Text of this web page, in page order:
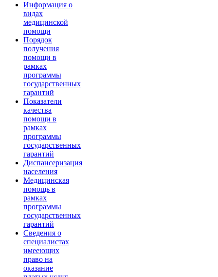
Информация о
видах
медицинской
помощи
Порядок
получения
помощи в
рамках
программы
государственных
гарантий
Показатели
качества
помощи в
рамках
программы
государственных
гарантий
Диспансеризация
населения
Медицинская
помощь в
рамках
программы
государственных
гарантий
Сведения о
специалистах
имееющих
право на
оказание